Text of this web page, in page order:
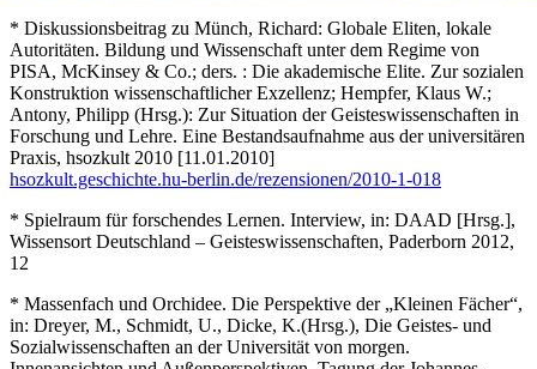
* Diskussionsbeitrag zu Münch, Richard: Globale Eliten, lokale
Autoritäten. Bildung und Wissenschaft unter dem Regime von
PISA, McKinsey & Co.; ders. : Die akademische Elite. Zur sozialen
Konstruktion wissenschaftlicher Exzellenz; Hempfer, Klaus W.;
Antony, Philipp (Hrsg.): Zur Situation der Geisteswissenschaften in
Forschung und Lehre. Eine Bestandsaufnahme aus der universitären
Praxis, hsozkult 2010 [11.01.2010]
hsozkult.geschichte.hu-berlin.de/rezensionen/2010-1-018
* Spielraum für forschendes Lernen. Interview, in: DAAD [Hrsg.],
Wissensort Deutschland – Geisteswissenschaften, Paderborn 2012,
12
* Massenfach und Orchidee. Die Perspektive der „Kleinen Fächer“,
in: Dreyer, M., Schmidt, U., Dicke, K.(Hrsg.), Die Geistes- und
Sozialwissenschaften an der Universität von morgen.